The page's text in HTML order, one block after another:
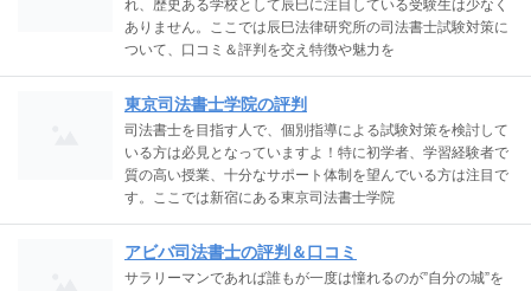
れ、歴史ある学校として辰巳に注目している受験生は少なく
ありません。ここでは辰巳法律研究所の司法書士試験対策に
ついて、口コミ＆評判を交え特徴や魅力を
東京司法書士学院の評判
司法書士を目指す人で、個別指導による試験対策を検討して
いる方は必見となっていますよ！特に初学者、学習経験者で
質の高い授業、十分なサポート体制を望んでいる方は注目で
す。ここでは新宿にある東京司法書士学院
アビバ司法書士の評判＆口コミ
サラリーマンであれば誰もが一度は憧れるのが”自分の城”を